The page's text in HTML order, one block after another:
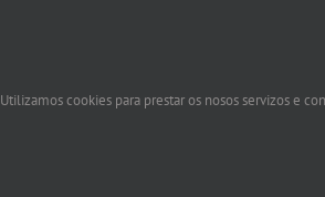
Utilizamos cookies para prestar os nosos servizos e